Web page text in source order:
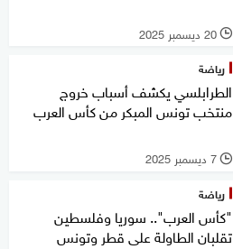
l 20 ديسمبر 2025
رياضة
الطرابلسي يكشف أسباب خروج
منتخب تونس المبكر من كأس العرب
l 7 ديسمبر 2025
رياضة
"كأس العرب".. سوريا وفلسطين
تقلبان الطاولة على قطر وتونس